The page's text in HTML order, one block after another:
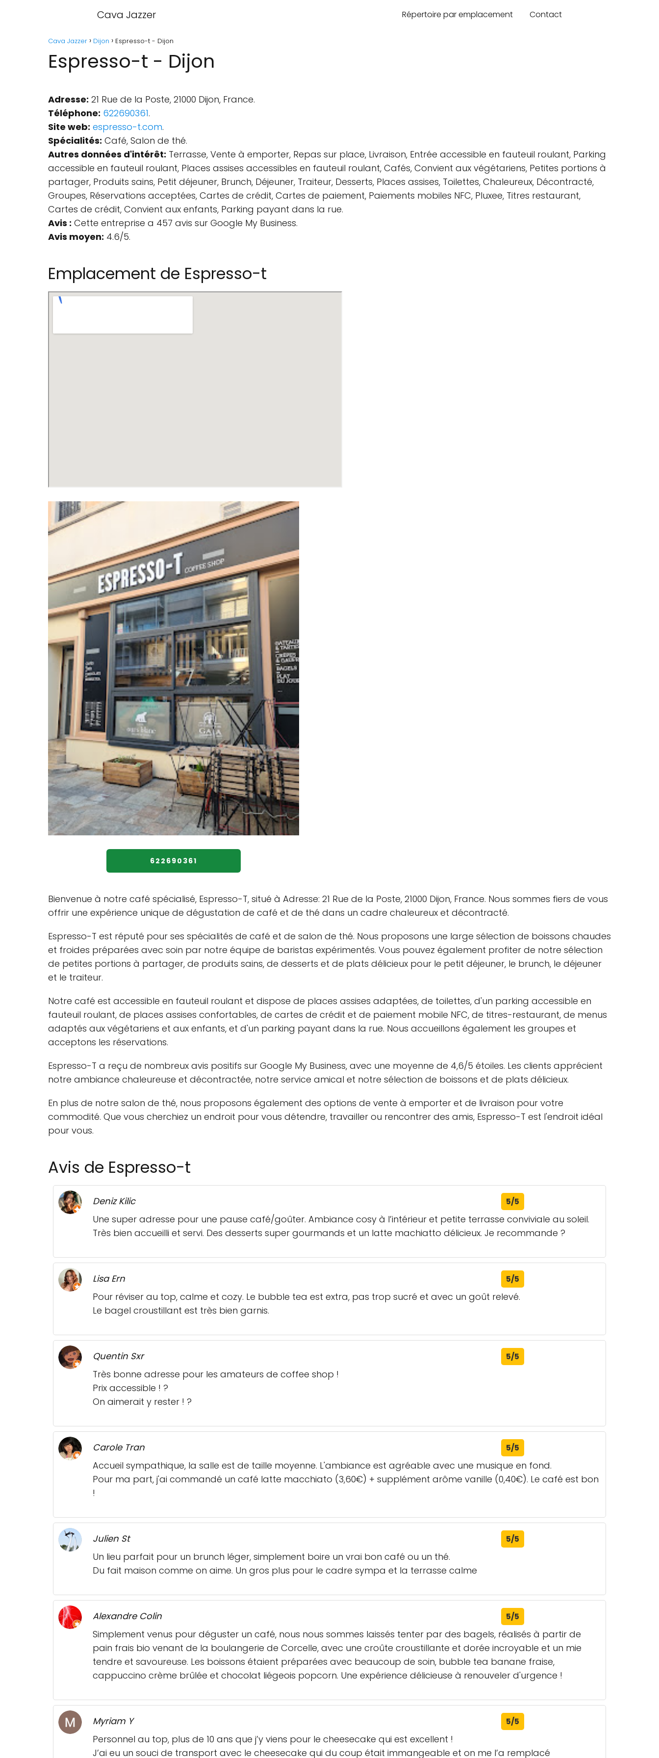
Cava Jazzer Répertoire par emplacement Contact
Cava Jazzer Dijon Espresso-t - Dijon
Espresso-t - Dijon
Adresse: 21 Rue de la Poste, 21000 Dijon, France.
Téléphone: 622690361.
Site web: espresso-t.com.
Spécialités: Café, Salon de thé.
Autres données d'intérêt: Terrasse, Vente à emporter, Repas sur place, Livraison, Entrée accessible en fauteuil roulant, Parking
accessible en fauteuil roulant, Places assises accessibles en fauteuil roulant, Cafés, Convient aux végétariens, Petites portions à
partager, Produits sains, Petit déjeuner, Brunch, Déjeuner, Traiteur, Desserts, Places assises, Toilettes, Chaleureux, Décontracté,
Groupes, Réservations acceptées, Cartes de crédit, Cartes de paiement, Paiements mobiles NFC, Pluxee, Titres restaurant,
Cartes de crédit, Convient aux enfants, Parking payant dans la rue.
Avis : Cette entreprise a 457 avis sur Google My Business.
Avis moyen: 4.6/5.
Emplacement de Espresso-t
622690361
Bienvenue à notre café spécialisé, Espresso-T, situé à Adresse: 21 Rue de la Poste, 21000 Dijon, France. Nous sommes fiers de vous
offrir une expérience unique de dégustation de café et de thé dans un cadre chaleureux et décontracté.
Espresso-T est réputé pour ses spécialités de café et de salon de thé. Nous proposons une large sélection de boissons chaudes
et froides préparées avec soin par notre équipe de baristas expérimentés. Vous pouvez également profiter de notre sélection
de petites portions à partager, de produits sains, de desserts et de plats délicieux pour le petit déjeuner, le brunch, le déjeuner
et le traiteur.
Notre café est accessible en fauteuil roulant et dispose de places assises adaptées, de toilettes, d'un parking accessible en
fauteuil roulant, de places assises confortables, de cartes de crédit et de paiement mobile NFC, de titres-restaurant, de menus
adaptés aux végétariens et aux enfants, et d'un parking payant dans la rue. Nous accueillons également les groupes et
acceptons les réservations.
Espresso-T a reçu de nombreux avis positifs sur Google My Business, avec une moyenne de 4,6/5 étoiles. Les clients apprécient
notre ambiance chaleureuse et décontractée, notre service amical et notre sélection de boissons et de plats délicieux.
En plus de notre salon de thé, nous proposons également des options de vente à emporter et de livraison pour votre
commodité. Que vous cherchiez un endroit pour vous détendre, travailler ou rencontrer des amis, Espresso-T est l'endroit idéal
pour vous.
Avis de Espresso-t
Deniz Kilic 5/5
Une super adresse pour une pause café/goûter. Ambiance cosy à l’intérieur et petite terrasse conviviale au soleil.
Très bien accueilli et servi. Des desserts super gourmands et un latte machiatto délicieux. Je recommande ?
Lisa Ern 5/5
Pour réviser au top, calme et cozy. Le bubble tea est extra, pas trop sucré et avec un goût relevé.
Le bagel croustillant est très bien garnis.
Quentin Sxr 5/5
Très bonne adresse pour les amateurs de coffee shop !
Prix accessible ! ?
On aimerait y rester ! ?
Carole Tran 5/5
Accueil sympathique, la salle est de taille moyenne. L'ambiance est agréable avec une musique en fond.
Pour ma part, j'ai commandé un café latte macchiato (3,60€) + supplément arôme vanille (0,40€). Le café est bon
!
Julien St 5/5
Un lieu parfait pour un brunch léger, simplement boire un vrai bon café ou un thé.
Du fait maison comme on aime. Un gros plus pour le cadre sympa et la terrasse calme
Alexandre Colin 5/5
Simplement venus pour déguster un café, nous nous sommes laissés tenter par des bagels, réalisés à partir de
pain frais bio venant de la boulangerie de Corcelle, avec une croûte croustillante et dorée incroyable et un mie
tendre et savoureuse. Les boissons étaient préparées avec beaucoup de soin, bubble tea banane fraise,
cappuccino crème brûlée et chocolat liégeois popcorn. Une expérience délicieuse à renouveler d'urgence !
Myriam Y 5/5
Personnel au top, plus de 10 ans que j’y viens pour le cheesecake qui est excellent !
J’ai eu un souci de transport avec le cheesecake qui du coup était immangeable et on me l’a remplacé